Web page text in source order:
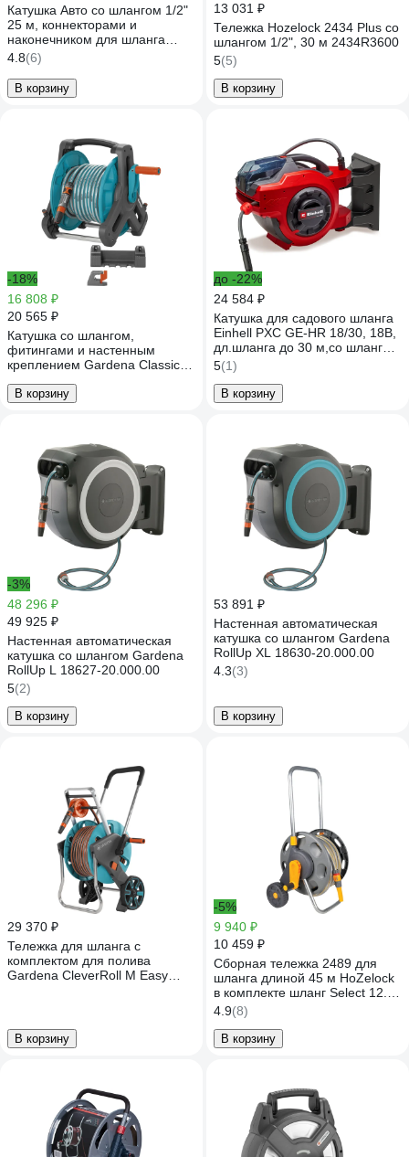
Катушка Авто со шлангом 1/2"
25 м, коннекторами и
наконечником для шланга
Hozelock 2402 2402 3600
4.8(6)
В корзину
13 031 ₽
Тележка Hozelock 2434 Plus со
шлангом 1/2", 30 м 2434R3600
5(5)
В корзину
-18%
16 808 ₽
20 565 ₽
Катушка со шлангом,
фитингами и настенным
креплением Gardena Classic
В корзину
до -22%
24 584 ₽
Катушка для садового шланга
Einhell PXC GE-HR 18/30, 18В,
дл.шланга до 30 м,со шлангом
в комплекте, без АКК и ЗУ
4173770
5(1)
В корзину
-3%
48 296 ₽
49 925 ₽
Настенная автоматическая
катушка со шлангом Gardena
RollUp L 18627-20.000.00
5(2)
В корзину
53 891 ₽
Настенная автоматическая
катушка со шлангом Gardena
RollUp XL 18630-20.000.00
4.3(3)
В корзину
29 370 ₽
Тележка для шланга с
комплектом для полива
Gardena CleverRoll M Easy
В корзину
-5%
9 940 ₽
10 459 ₽
Сборная тележка 2489 для
шланга длиной 45 м HoZelock
в комплекте шланг Select 12.5
мм, 20 м 2489R3600
4.9(8)
В корзину